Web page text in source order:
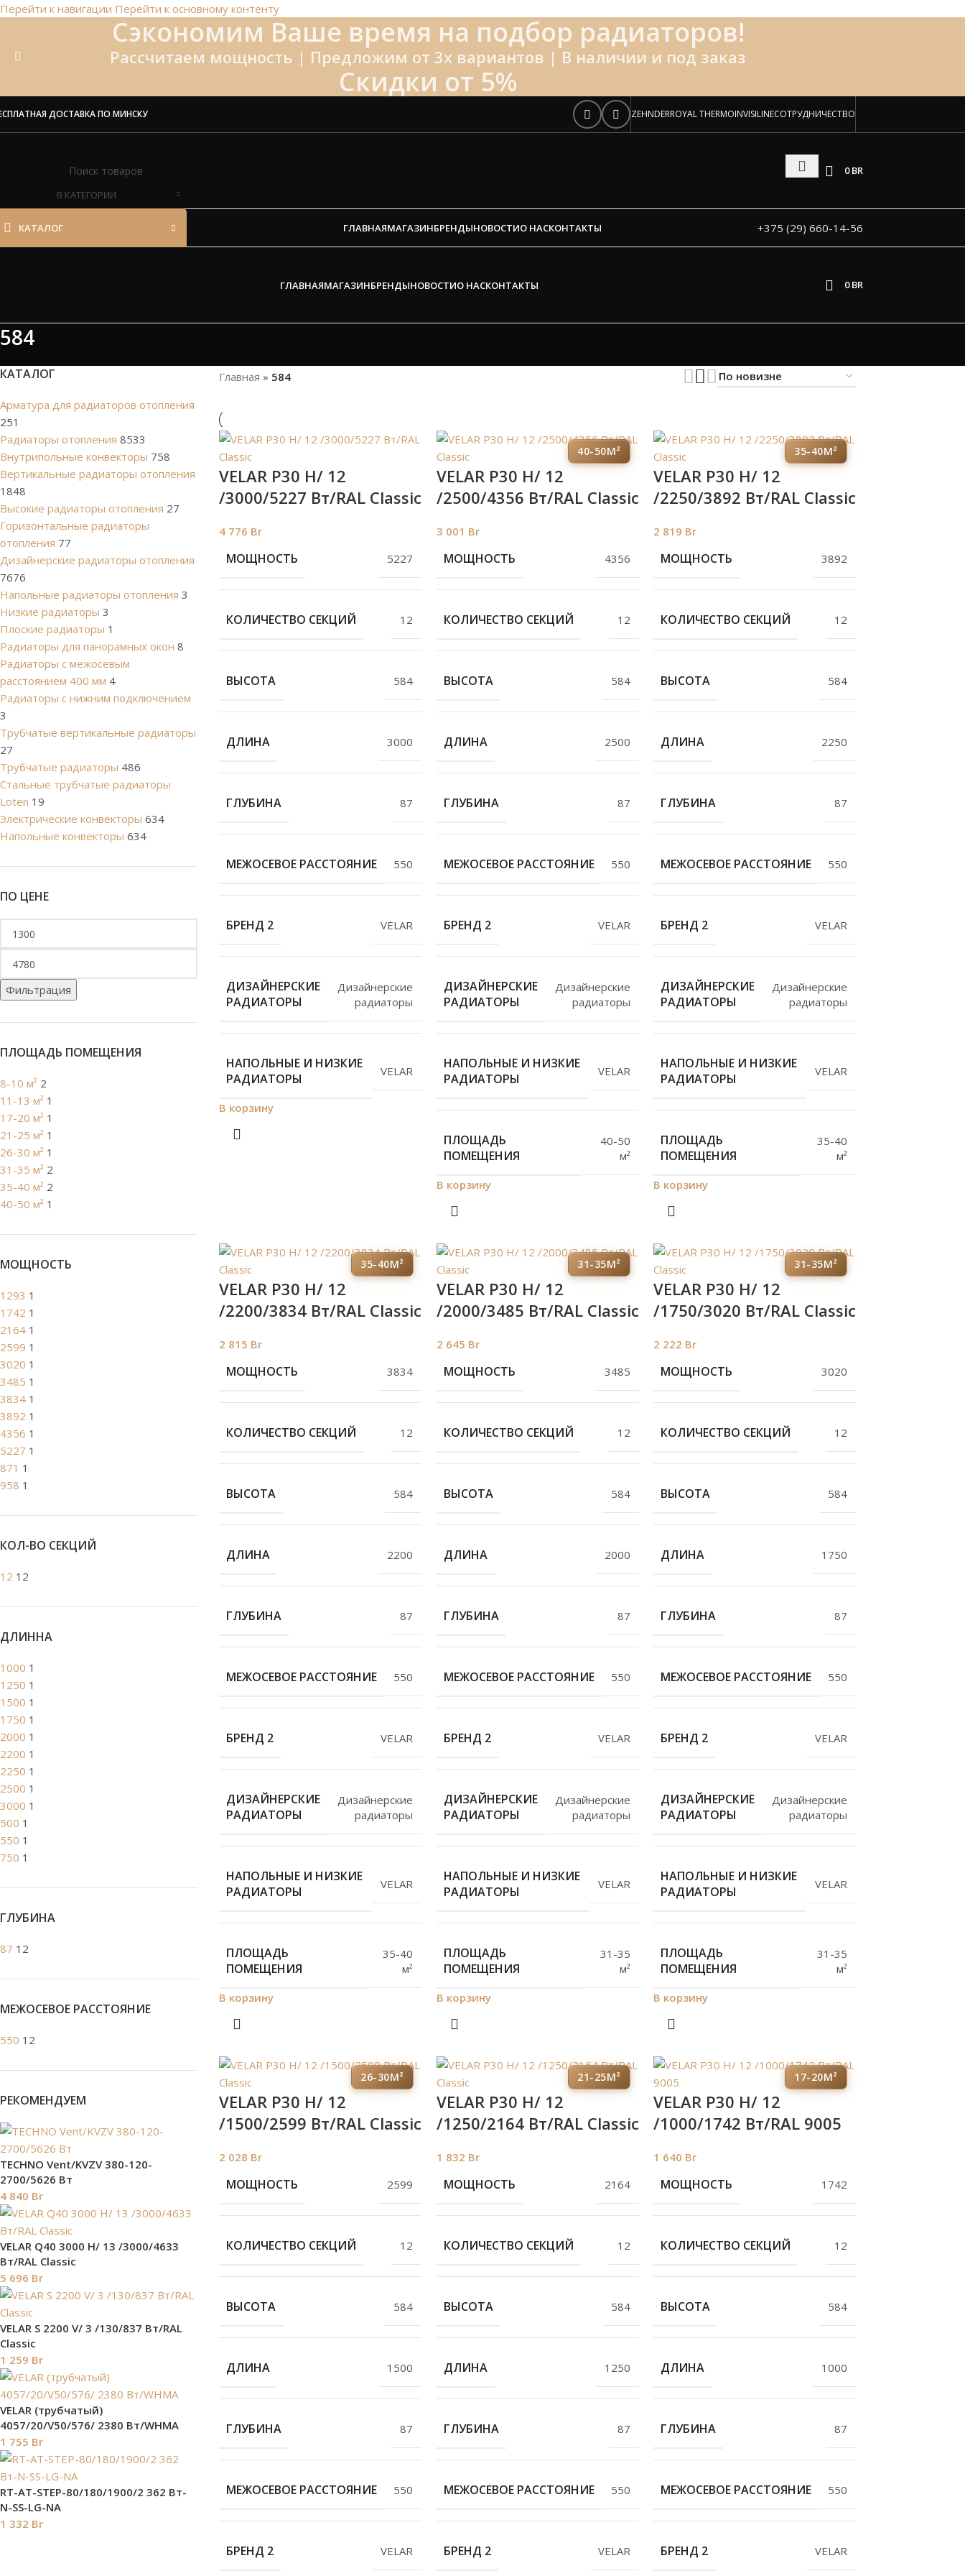
Перейти к навигации Перейти к основному контенту
Сэкономим Ваше время на подбор радиаторов!
Рассчитаем мощность | Предложим от 3х вариантов | В наличии и под заказ
Скидки от 5%
ДОСТАВКА ПО МИНСКУ ZEHNDERROYAL THERMOINVISILINEСОТРУДНИЧЕСТВО
В КАТЕГОРИИ
0BR
КАТАЛОГ ГЛАВНАЯМАГАЗИНБРЕНДЫНОВОСТИО НАСКОНТАКТЫ +375 (29) 660-14-56
ГЛАВНАЯМАГАЗИНБРЕНДЫНОВОСТИО НАСКОНТАКТЫ 0BR
584
КАТАЛОГ
Арматура для радиаторов отопления
251
Радиаторы отопления 8533
Внутрипольные конвекторы 758
Вертикальные радиаторы отопления
1848
Высокие радиаторы отопления 27
Горизонтальные радиаторы
отопления 77
Дизайнерские радиаторы отопления
7676
Напольные радиаторы отопления 3
Низкие радиаторы 3
Плоские радиаторы 1
Радиаторы для панорамных окон 8
Радиаторы с межосевым
расстоянием 400 мм 4
Радиаторы с нижним подключением
3
Трубчатые вертикальные радиаторы
27
Трубчатые радиаторы 486
Cтальные трубчатые радиаторы
Loten 19
Электрические конвекторы 634
Напольные конвекторы 634
ПО ЦЕНЕ
Фильтрация
ПЛОЩАДЬ ПОМЕЩЕНИЯ
8-10 м² 2
11-13 м² 1
17-20 м² 1
21-25 м² 1
26-30 м² 1
31-35 м² 2
35-40 м² 2
40-50 м² 1
МОЩНОСТЬ
1293 1
1742 1
2164 1
2599 1
3020 1
3485 1
3834 1
3892 1
4356 1
5227 1
871 1
958 1
КОЛ-ВО СЕКЦИЙ
12 12
ДЛИННА
1000 1
1250 1
1500 1
1750 1
2000 1
2200 1
2250 1
2500 1
3000 1
500 1
550 1
750 1
ГЛУБИНА
87 12
МЕЖОСЕВОЕ РАССТОЯНИЕ
550 12
РЕКОМЕНДУЕМ
TECHNO Vent/KVZV 380-120-
2700/5626 Вт
4 840 Br
VELAR Q40 3000 H/ 13 /3000/4633
Вт/RAL Classic
5 696 Br
VELAR S 2200 V/ 3 /130/837 Вт/RAL
Classic
1 259 Br
VELAR (трубчатый)
4057/20/V50/576/ 2380 Bт/WHMA
1 755 Br
RT-AT-STEP-80/180/1900/2 362 Вт-
N-SS-LG-NA
1 332 Br
Главная » 584
VELAR P30 H/ 12
/3000/5227 Вт/RAL Classic
4 776 Br
МОЩНОСТЬ 5227
КОЛИЧЕСТВО СЕКЦИЙ 12
ВЫСОТА 584
ДЛИНА 3000
ГЛУБИНА 87
МЕЖОСЕВОЕ РАССТОЯНИЕ 550
БРЕНД 2 VELAR
ДИЗАЙНЕРСКИЕ
РАДИАТОРЫ
Дизайнерские
радиаторы
НАПОЛЬНЫЕ И НИЗКИЕ
РАДИАТОРЫ
VELAR
В корзину
40-50М²
VELAR P30 H/ 12
/2500/4356 Вт/RAL Classic
3 001 Br
МОЩНОСТЬ 4356
КОЛИЧЕСТВО СЕКЦИЙ 12
ВЫСОТА 584
ДЛИНА 2500
ГЛУБИНА 87
МЕЖОСЕВОЕ РАССТОЯНИЕ 550
БРЕНД 2 VELAR
ДИЗАЙНЕРСКИЕ
РАДИАТОРЫ
Дизайнерские
радиаторы
НАПОЛЬНЫЕ И НИЗКИЕ
РАДИАТОРЫ
VELAR
ПЛОЩАДЬ
ПОМЕЩЕНИЯ
40-50
м²
В корзину
35-40М²
VELAR P30 H/ 12
/2250/3892 Вт/RAL Classic
2 819 Br
МОЩНОСТЬ 3892
КОЛИЧЕСТВО СЕКЦИЙ 12
ВЫСОТА 584
ДЛИНА 2250
ГЛУБИНА 87
МЕЖОСЕВОЕ РАССТОЯНИЕ 550
БРЕНД 2 VELAR
ДИЗАЙНЕРСКИЕ
РАДИАТОРЫ
Дизайнерские
радиаторы
НАПОЛЬНЫЕ И НИЗКИЕ
РАДИАТОРЫ
VELAR
ПЛОЩАДЬ
ПОМЕЩЕНИЯ
35-40
м²
В корзину
35-40М²
VELAR P30 H/ 12
/2200/3834 Вт/RAL Classic
2 815 Br
МОЩНОСТЬ 3834
КОЛИЧЕСТВО СЕКЦИЙ 12
ВЫСОТА 584
ДЛИНА 2200
ГЛУБИНА 87
МЕЖОСЕВОЕ РАССТОЯНИЕ 550
БРЕНД 2 VELAR
ДИЗАЙНЕРСКИЕ
РАДИАТОРЫ
Дизайнерские
радиаторы
НАПОЛЬНЫЕ И НИЗКИЕ
РАДИАТОРЫ
VELAR
ПЛОЩАДЬ
ПОМЕЩЕНИЯ
35-40
м²
В корзину
31-35М²
VELAR P30 H/ 12
/2000/3485 Вт/RAL Classic
2 645 Br
МОЩНОСТЬ 3485
КОЛИЧЕСТВО СЕКЦИЙ 12
ВЫСОТА 584
ДЛИНА 2000
ГЛУБИНА 87
МЕЖОСЕВОЕ РАССТОЯНИЕ 550
БРЕНД 2 VELAR
ДИЗАЙНЕРСКИЕ
РАДИАТОРЫ
Дизайнерские
радиаторы
НАПОЛЬНЫЕ И НИЗКИЕ
РАДИАТОРЫ
VELAR
ПЛОЩАДЬ
ПОМЕЩЕНИЯ
31-35
м²
В корзину
31-35М²
VELAR P30 H/ 12
/1750/3020 Вт/RAL Classic
2 222 Br
МОЩНОСТЬ 3020
КОЛИЧЕСТВО СЕКЦИЙ 12
ВЫСОТА 584
ДЛИНА 1750
ГЛУБИНА 87
МЕЖОСЕВОЕ РАССТОЯНИЕ 550
БРЕНД 2 VELAR
ДИЗАЙНЕРСКИЕ
РАДИАТОРЫ
Дизайнерские
радиаторы
НАПОЛЬНЫЕ И НИЗКИЕ
РАДИАТОРЫ
VELAR
ПЛОЩАДЬ
ПОМЕЩЕНИЯ
31-35
м²
В корзину
26-30М²
VELAR P30 H/ 12
/1500/2599 Вт/RAL Classic
2 028 Br
МОЩНОСТЬ 2599
КОЛИЧЕСТВО СЕКЦИЙ 12
ВЫСОТА 584
ДЛИНА 1500
ГЛУБИНА 87
МЕЖОСЕВОЕ РАССТОЯНИЕ 550
БРЕНД 2 VELAR
21-25М²
VELAR P30 H/ 12
/1250/2164 Вт/RAL Classic
1 832 Br
МОЩНОСТЬ 2164
КОЛИЧЕСТВО СЕКЦИЙ 12
ВЫСОТА 584
ДЛИНА 1250
ГЛУБИНА 87
МЕЖОСЕВОЕ РАССТОЯНИЕ 550
БРЕНД 2 VELAR
17-20М²
VELAR P30 H/ 12
/1000/1742 Вт/RAL 9005
1 640 Br
МОЩНОСТЬ 1742
КОЛИЧЕСТВО СЕКЦИЙ 12
ВЫСОТА 584
ДЛИНА 1000
ГЛУБИНА 87
МЕЖОСЕВОЕ РАССТОЯНИЕ 550
БРЕНД 2 VELAR